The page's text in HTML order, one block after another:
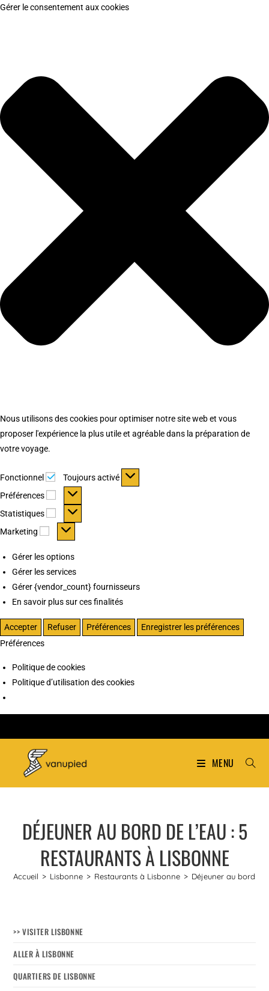
Gérer le consentement aux cookies
Nous utilisons des cookies pour optimiser notre site web et vous
proposer l'expérience la plus utile et agréable dans la préparation de
votre voyage.
Fonctionnel Fonctionnel
Toujours activé
Préférences
Préférences
Statistiques Statistiques
Marketing Marketing
Gérer les options
Gérer les services
Gérer {vendor_count} fournisseurs
En savoir plus sur ces finalités
Accepter Refuser Préférences
Enregistrer les préférences
Préférences
Politique de cookies
Politique d’utilisation des cookies
MENU
DÉJEUNER AU BORD DE L’EAU : 5
RESTAURANTS À LISBONNE
Accueil > Lisbonne > Restaurants à Lisbonne > Déjeuner au bord de
>> VISITER LISBONNE
ALLER À LISBONNE
QUARTIERS DE LISBONNE